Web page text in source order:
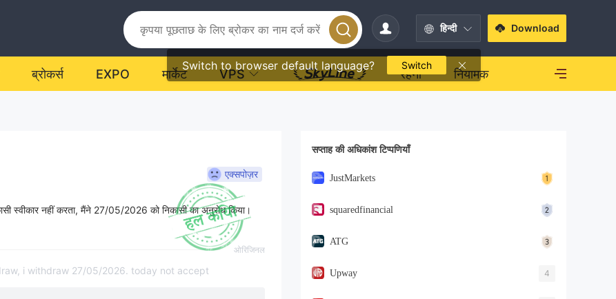
हिन्दी
Switch to browser default language? Switch
Download
ब्रोकर्स EXPO मार्केट VPS रहना नियामक
एक्सपोज़र
स्वीकार नहीं करता, मैंने 27/05/2026 को निकासी का अनुरोध किया।
ओरिजिनल
i withdraw 27/05/2026. today not accept
सप्ताह की अधिकांश टिप्पणियाँ
JustMarkets
squaredfinancial
ATG
Upway 4